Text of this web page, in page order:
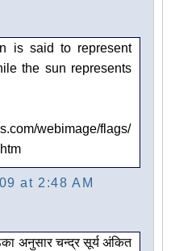
is said to represent
the sun represents
webimage/flags/
at 2:48 AM
अनुसार चन्द्र सूर्य अंकित